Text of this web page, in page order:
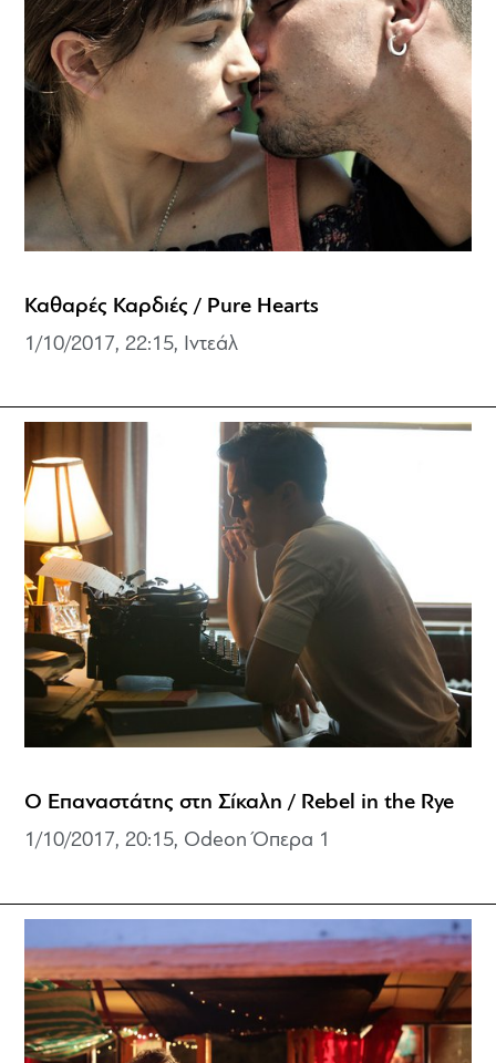
Καθαρές Καρδιές / Pure Hearts
1/10/2017, 22:15, Ιντεάλ
Ο Επαναστάτης στη Σίκαλη / Rebel in the Rye
1/10/2017, 20:15, Odeon Όπερα 1